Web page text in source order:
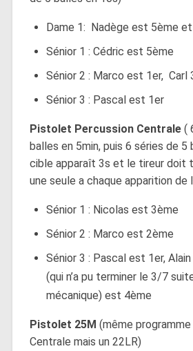
Dame 1: Nadège est 5ème
Sénior 1 : Cédric est 5ème
Sénior 2 : Marco est 1er, Carl
Sénior 3 : Pascal est 1er
Pistolet Percussion Centrale(
balles en 5min, puis 6 séries de 5
cible apparaît 3s et le tireur doit
une seule a chaque apparition de
Sénior 1 : Nicolas est 3ème
Sénior 2 : Marco est 2ème
Sénior 3 : Pascal est 1er,
(qui n’a pu terminer le 3/7
mécanique) est 4ème
Pistolet 25M (même
Centrale mais un 22LR)